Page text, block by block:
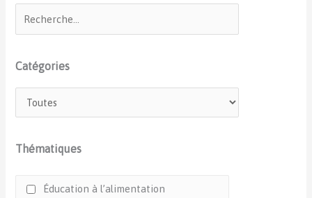
Catégories
Thématiques
Éducation à l’alimentation